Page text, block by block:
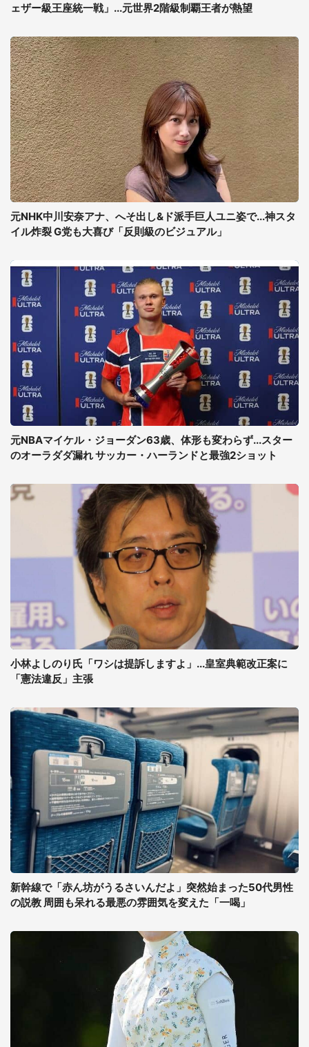
ェザー級王座統一戦」...元世界2階級制覇王者が熱望
元NHK中川安奈アナ、へそ出し&ド派手巨人ユニ姿で...神スタ
イル炸裂 G党も大喜び「反則級のビジュアル」
元NBAマイケル・ジョーダン63歳、体形も変わらず...スター
のオーラダダ漏れ サッカー・ハーランドと最強2ショット
小林よしのり氏「ワシは提訴しますよ」...皇室典範改正案に
「憲法違反」主張
新幹線で「赤ん坊がうるさいんだよ」突然始まった50代男性
の説教 周囲も呆れる最悪の雰囲気を変えた「一喝」